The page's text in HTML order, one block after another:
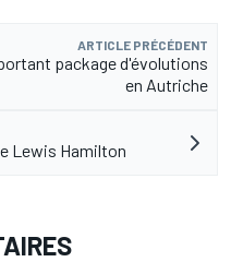
ARTICLE PRÉCÉDENT
package d'évolutions
en Autriche
Lewis Hamilton